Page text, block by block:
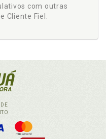
com outras
Cliente Fiel.